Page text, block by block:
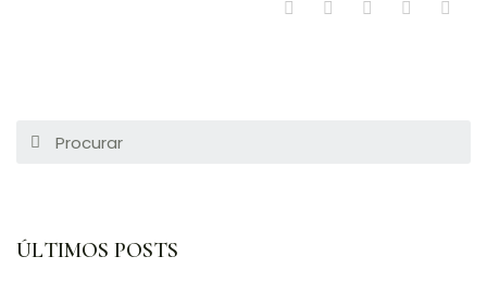
ÚLTIMOS POSTS